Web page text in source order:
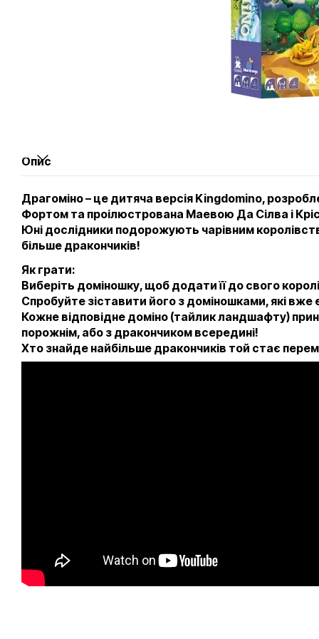
Опис
Драгоміно – це дитяча версія Kingdomino,
Фортом та проілюстрована Маевою Да Сілва і
Юні дослідники подорожують чарівним
більше дракончиків!
Як грати:
Виберіть доміношку, щоб додати її до свого
Спробуйте зіставити його з доміношками, які вже є
Кожне відповідне доміно (тайлик ландшафту)
порожнім, або з дракончиком всередині!
Хто знайде найбільше дракончиків той стає